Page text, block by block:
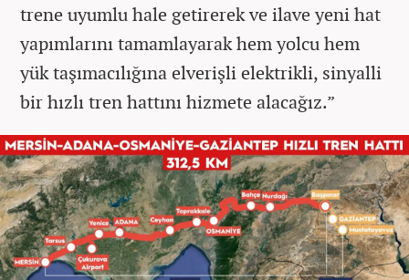
trene uyumlu hale getirerek ve ilave yeni hat
yapımlarını tamamlayarak hem yolcu hem
yük taşımacılığına elverişli elektrikli, sinyalli
bir hızlı tren hattını hizmete alacağız.”